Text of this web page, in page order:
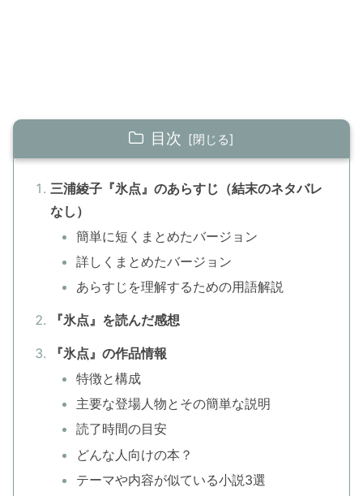
目次
三浦綾子『氷点』のあらすじ（結末のネタバレ
なし）
簡単に短くまとめたバージョン
詳しくまとめたバージョン
あらすじを理解するための用語解説
『氷点』を読んだ感想
『氷点』の作品情報
特徴と構成
主要な登場人物とその簡単な説明
読了時間の目安
どんな人向けの本？
テーマや内容が似ている小説3選